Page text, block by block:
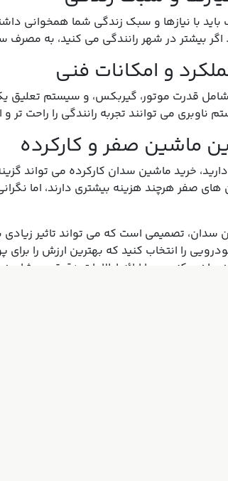
با نیازها و سبک زندگی شما همخوانی
بیشتر در شهر رانندگی می کنید، به مصرف
قدرت موتور، گیربکس، و سیستم تعلیق
می توانند تجربه رانندگی را راحت تر و
خرید ماشین سدان کارکرده می تواند
صفر هرچند هزینه بیشتری دارند، اما
سدان، تصمیمی است که می تواند تاثیر